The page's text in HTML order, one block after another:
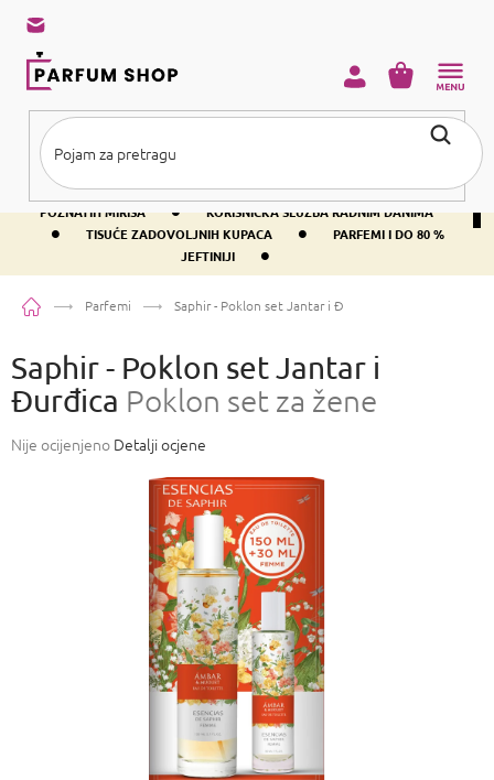
sadržaj
BESPLATNA DOSTAVA IZNAD PRIBLIŽNO 37 € •
400+ SVJETSKI
POZNATIH MIRISA
• KORISNIČKA SLUŽBA RADNIM DANIMA
• TISUĆE ZADOVOLJNIH KUPACA •
PARFEMI I DO 80 %
JEFTINIJI
•
KOŠARICA
PočetnaParfemi Saphir - Poklon set Jantar i Đurđica
Saphir - Poklon set Jantar i
Đurđica Poklon set za žene
Prosječna
Nije ocijenjeno Detalji ocjene